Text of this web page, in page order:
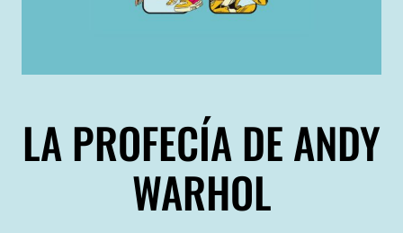
LA PROFECÍA DE ANDY
WARHOL